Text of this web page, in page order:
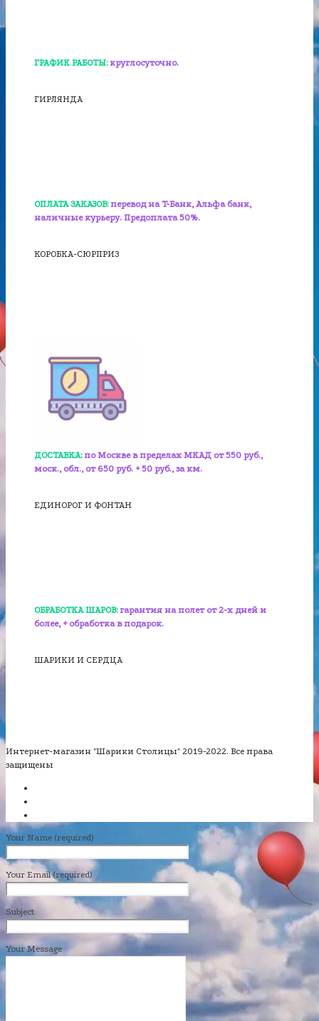
ГРАФИК РАБОТЫ: круглосуточно.
ГИРЛЯНДА
ОПЛАТА ЗАКАЗОВ: перевод на T-Банк, Альфа банк,
наличные курьеру. Предоплата 50%.
КОРОБКА-СЮРПРИЗ
ДОСТАВКА: по Москве в пределах МКАД от 550 руб.,
моск., обл., от 650 руб. + 50 руб., за км.
ЕДИНОРОГ И ФОНТАН
ОБРАБОТКА ШАРОВ: гарантия на полет от 2-х дней и
более, + обработка в подарок.
ШАРИКИ И СЕРДЦА
Интернет-магазин "Шарики Столицы" 2019-2022. Все права
защищены
Your Name (required)
Your Email (required)
Subject
Your Message